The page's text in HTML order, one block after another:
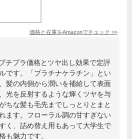
価格と在庫をAmazonでチェック >>
チプラ価格とツヤ出し効果で定評
です。「プラチナケラチン」とい
髪の内側から潤いを補給して表面
光を反射するような輝くツヤを与
ちな髪も毛先までしっとりとまと
ます。フローラル調の甘すぎない
く、詰め替え用もあって大学生で
も魅力です。